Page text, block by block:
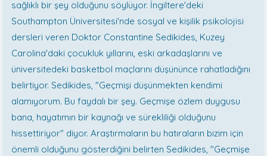
sağlıklı bir şey olduğunu söylüyor. İngiltere'deki
Southampton Üniversitesi'nde sosyal ve kişilik psikolojisi
dersleri veren Doktor Constantine Sedikides, Kuzey
Carolina'daki çocukluk yıllarını, eski arkadaşlarını ve
üniversitedeki basketbol maçlarını düşününce rahatladığını
belirtiyor. Sedikides, "Geçmişi düşünmekten kendimi
alamıyorum. Bu faydalı bir şey. Geçmişe özlem duygusu
bana, hayatımın bir kaynağı ve sürekliliği olduğunu
hissettiriyor" diyor. Araştırmaların bu hatıraların bizim için
önemli olduğunu gösterdiğini belirten Sedikides, "Geçmişe